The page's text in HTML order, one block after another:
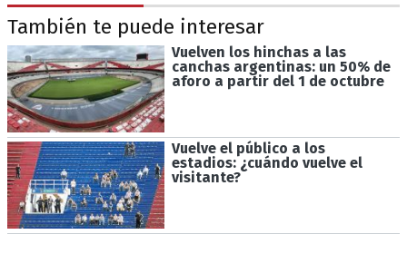
También te puede interesar
Vuelven los hinchas a las
canchas argentinas: un 50% de
aforo a partir del 1 de octubre
Vuelve el público a los
estadios: ¿cuándo vuelve el
visitante?